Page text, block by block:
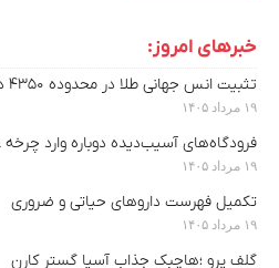
خبرهای امروز:
تثبیت انس جهانی طلا در محدوده ۴۳۵۰ دلار
۱۹ مرداد ۱۴۰۵
فرودگاه‌های آسیب‌دیده دوباره وارد
۱۹ مرداد ۱۴۰۵
تکمیل فهرست داروهای حیاتی و ضروری
۱۹ مرداد ۱۴۰۵
گلف پرو ؛هاچبک جذاب آسیا گستر کارن